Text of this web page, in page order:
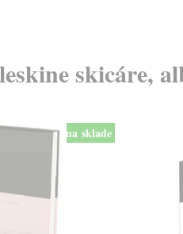
skicáre,
na sklade